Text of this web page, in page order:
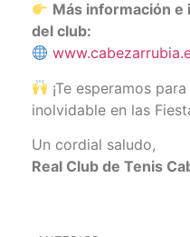
Más información e
del club:
¡Te esperamos
inolvidable en las
Un cordial saludo,
Real Club de Tenis